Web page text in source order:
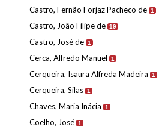
Castro, Fernão Forjaz Pacheco de 1
Castro, João Filipe de 19
Castro, José de 1
Cerca, Alfredo Manuel 1
Cerqueira, Isaura Alfreda Madeira 1
Cerqueira, Silas 1
Chaves, Maria Inácia 1
Coelho, José 1